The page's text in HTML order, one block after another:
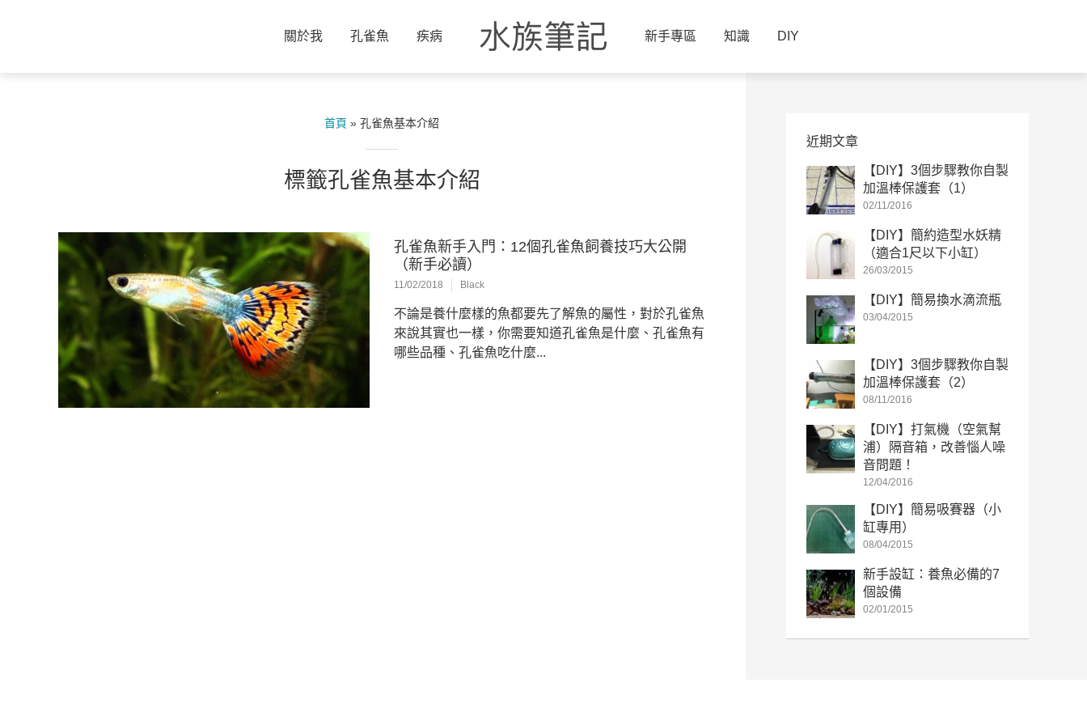
關於我 孔雀魚 疾病 新手專區 知識 DIY
首頁 » 孔雀魚基本介紹
標籤孔雀魚基本介紹
孔雀魚新手入門：12個孔雀魚飼養技巧大公開
（新手必讀）
11/02/2018 Black
不論是養什麼樣的魚都要先了解魚的屬性，對於孔雀魚
來說其實也一樣，你需要知道孔雀魚是什麼、孔雀魚有
哪些品種、孔雀魚吃什麼...
近期文章
【DIY】3個步驟教你自製
加溫棒保護套（1）
02/11/2016
【DIY】簡約造型水妖精
（適合1尺以下小缸）
26/03/2015
【DIY】簡易換水滴流瓶
03/04/2015
【DIY】3個步驟教你自製
加溫棒保護套（2）
08/11/2016
【DIY】打氣機（空氣幫
浦）隔音箱，改善惱人噪
音問題！
12/04/2016
【DIY】簡易吸賽器（小
缸專用）
08/04/2015
新手設缸：養魚必備的7
個設備
02/01/2015